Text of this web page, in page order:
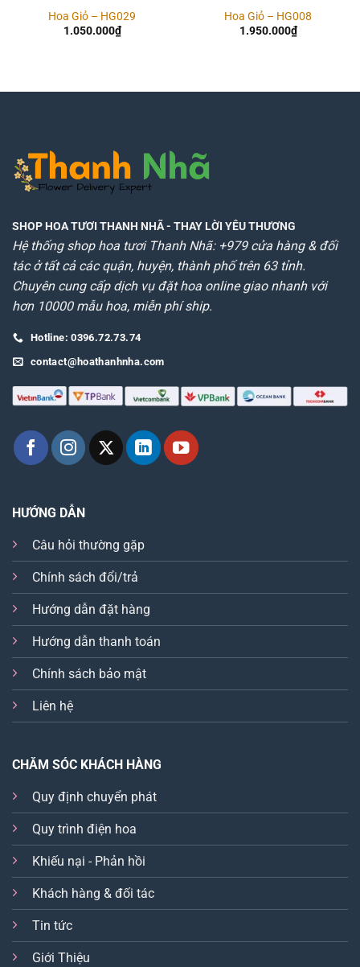
Hoa Giỏ – HG029
1.050.000₫
Hoa Giỏ – HG008
1.950.000₫
SHOP HOA TƯƠI THANH NHÃ- THAY LỜI YÊU THƯƠNG
Hệ thống shop hoa tươi Thanh Nhã: +979 cửa hàng & đối
tác ở tất cả các quận, huyện, thành phố trên 63 tỉnh.
Chuyên cung cấp dịch vụ đặt hoa online giao nhanh với
hơn 10000 mẫu hoa, miễn phí ship.
Hotline: 0396.72.73.74
contact@hoathanhnha.com
HƯỚNG DẪN
Câu hỏi thường gặp
Chính sách đổi/trả
Hướng dẫn đặt hàng
Hướng dẫn thanh toán
Chính sách bảo mật
Liên hệ
CHĂM SÓC KHÁCH HÀNG
Quy định chuyển phát
Quy trình điện hoa
Khiếu nại - Phản hồi
Khách hàng & đối tác
Tin tức
Giới Thiệu